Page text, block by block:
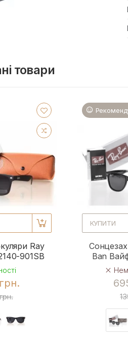
товари
Ray
901SB
КУПИТИ
Ban